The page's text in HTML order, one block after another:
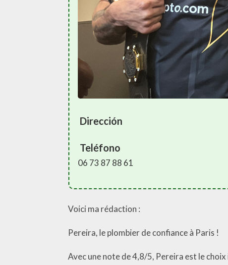
Dirección
Teléfono
06 73 87 88 61
Voici ma rédaction :
Pereira, le plombier de confiance à Paris !
Avec une note de 4,8/5, Pereira est le